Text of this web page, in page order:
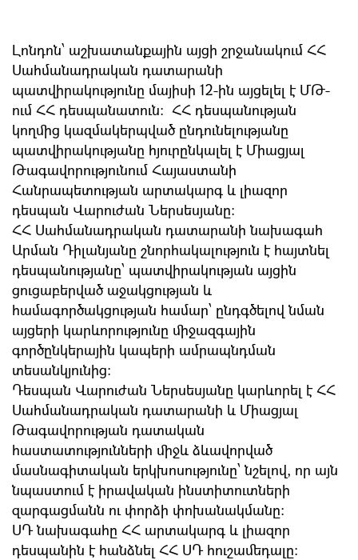
Լոնդոն՝ աշխատանքային այցի շրջանակում ՀՀ
Սահմանադրական դատարանի
պատվիրակությունը մայիսի 12-ին այցելել է ՄԹ-
ում ՀՀ դեսպանատուն: ՀՀ դեսպանության
կողմից կազմակերպված ընդունելությանը
պատվիրակությանը հյուրընկալել է Միացյալ
Թագավորությունում Հայաստանի
Հանրապետության արտակարգ և լիազոր
դեսպան Վարուժան Ներսեսյանը:
ՀՀ Սահմանադրական դատարանի նախագահ
Արման Դիլանյանը շնորհակալություն է հայտնել
դեսպանությանը՝ պատվիրակության այցին
ցուցաբերված աջակցության և
համագործակցության համար՝ ընդգծելով նման
այցերի կարևորությունը միջազգային
գործընկերային կապերի ամրապնդման
տեսանկյունից։
Դեսպան Վարուժան Ներսեսյանը կարևորել է ՀՀ
Սահմանադրական դատարանի և Միացյալ
Թագավորության դատական
հաստատությունների միջև ձևավորված
մասնագիտական երկխոսությունը՝ նշելով, որ այն
նպաստում է իրավական ինստիտուտների
զարգացմանն ու փորձի փոխանակմանը։
ՍԴ նախագահը ՀՀ արտակարգ և լիազոր
դեսպանին է հանձնել ՀՀ ՍԴ հուշամեդալը: